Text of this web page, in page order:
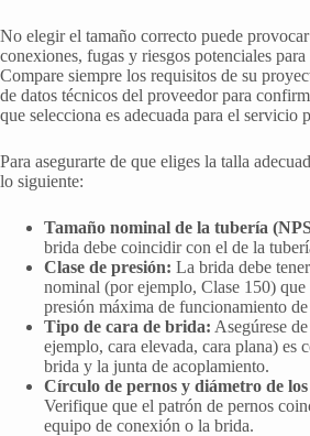
No elegir el tamaño correcto puede
conexiones, fugas y riesgos potenciales para
Compare siempre los requisitos de su
de datos técnicos del proveedor para
que selecciona es adecuada para el servicio
Para asegurarte de que eliges la talla
lo siguiente:
Tamaño nominal de la tubería
brida debe coincidir con el de la
Clase de presión: La brida debe
nominal (por ejemplo, Clase 150) que
presión máxima de funcionamiento de
Tipo de cara de brida: Asegúrese
ejemplo, cara elevada, cara plana) es
brida y la junta de acoplamiento.
Círculo de pernos y diámetro de
Verifique que el patrón de pernos
equipo de conexión o la brida.